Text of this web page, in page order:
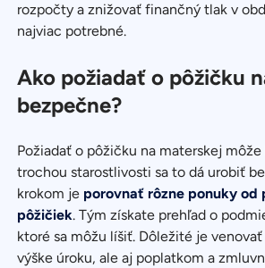
rozpočty a znižovať finančný tlak v
najviac potrebné.
Ako požiadať o pôžičku
bezpečne?
Požiadať o pôžičku na materskej
trochou starostlivosti sa to dá urobiť
krokom je porovnať rôzne ponuky od
pôžičiek. Tým získate prehľad o
ktoré sa môžu líšiť. Dôležité je
výške úroku, ale aj poplatkom a